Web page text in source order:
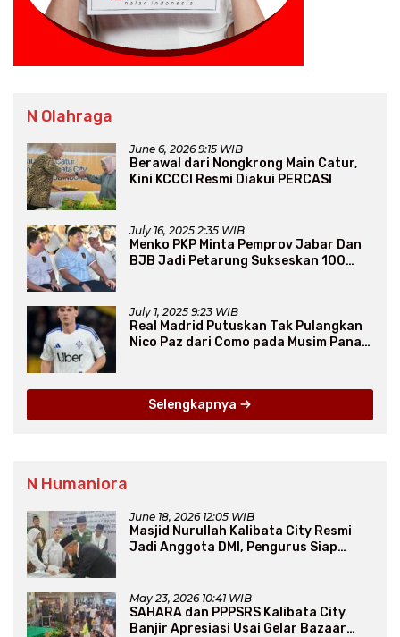
N Olahraga
June 6, 2026 9:15 WIB
Berawal dari Nongkrong Main Catur,
Kini KCCCI Resmi Diakui PERCASI
July 16, 2025 2:35 WIB
Menko PKP Minta Pemprov Jabar Dan
BJB Jadi Petarung Sukseskan 100
July 1, 2025 9:23 WIB
Real Madrid Putuskan Tak Pulangkan
Nico Paz dari Como pada Musim Panas
Selengkapnya
N Humaniora
June 18, 2026 12:05 WIB
Masjid Nurullah Kalibata City Resmi
Jadi Anggota DMI, Pengurus Siap
May 23, 2026 10:41 WIB
SAHARA dan PPPSRS Kalibata City
Banjir Apresiasi Usai Gelar Bazaar